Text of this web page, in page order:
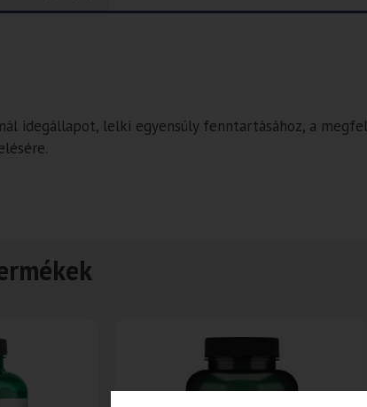
idegállapot, lelki egyensúly fenntartásához, a